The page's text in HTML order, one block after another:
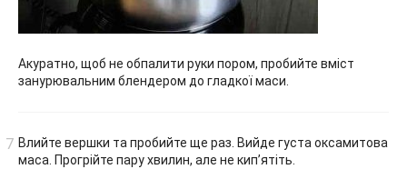
Акуратно, щоб не обпалити руки пором, пробийте вміст
занурювальним блендером до гладкої маси.
Влийте вершки та пробийте ще раз. Вийде густа оксамитова
маса. Прогрійте пару хвилин, але не кип’ятіть.